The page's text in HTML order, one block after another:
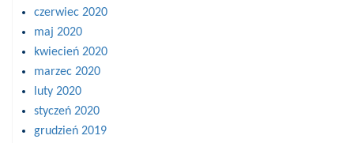
czerwiec 2020
maj 2020
kwiecień 2020
marzec 2020
luty 2020
styczeń 2020
grudzień 2019